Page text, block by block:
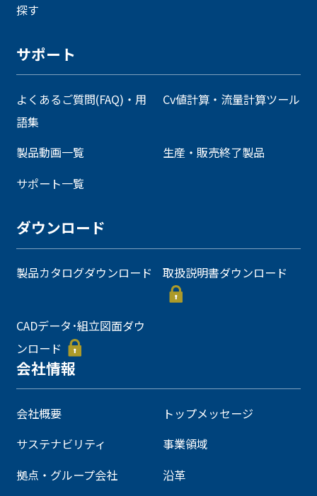
探す
サポート
よくあるご質問(FAQ)・用
語集
Cv値計算・流量計算ツール
製品動画一覧
生産・販売終了製品
サポート一覧
ダウンロード
製品カタログダウンロード 取扱説明書ダウンロード
CADデータ･組立図面ダウ
ンロード
会社情報
会社概要
トップメッセージ
サステナビリティ
事業領域
拠点・グループ会社
沿革